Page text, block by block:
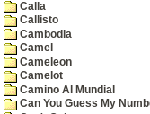
Calla
Callisto
Cambodia
Camel
Cameleon
Camelot
Camino Al Mundial
Can You Guess My